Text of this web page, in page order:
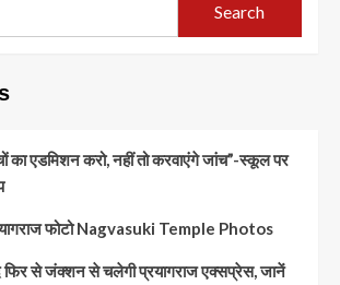
Search
का एडमिशन करो, नहीं तो करवाएंगे जांच”-स्कूल पर
फोटो Nagvasuki Temple Photos
फिर से जंक्शन से चलेगी प्रयागराज एक्सप्रेस, जानें